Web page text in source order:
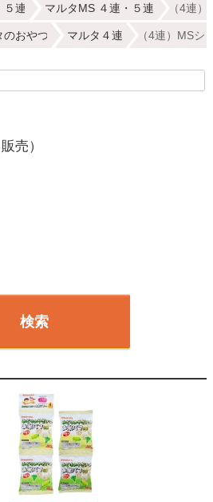
５連 マルタMS ４連・５連 （4連
のおやつ マルタ４連 （4連）MS
売）
検索